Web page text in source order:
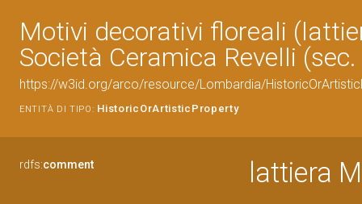
Motivi decorativi floreali
Società Ceramica Revelli (sec.
https://w3id.org/arco/resource/Lombardia/
ENTITÀ DI TIPO: HistoricOrArtisticProperty
rdfs:comment lattiera